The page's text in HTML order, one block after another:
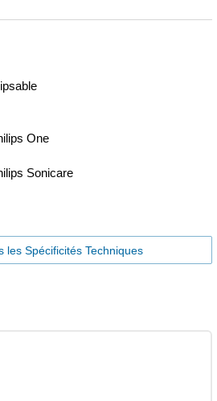
One
Sonicare
les Spécificités Techniques